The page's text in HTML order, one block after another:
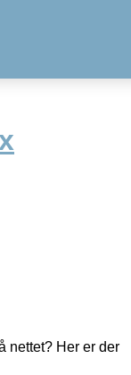
nettet? Her er der